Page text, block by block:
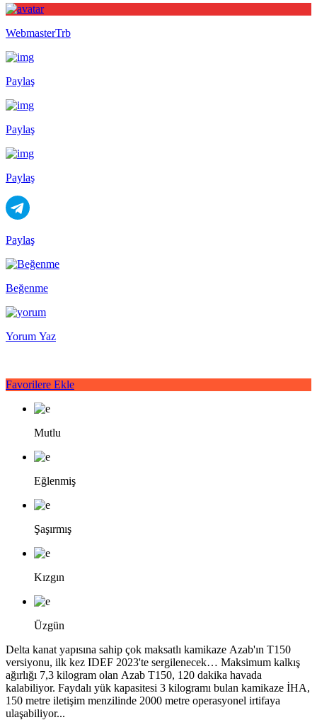
WebmasterTrb
Paylaş
Paylaş
Paylaş
Paylaş
Beğenme
Yorum Yaz
Favorilere Ekle
Mutlu
Eğlenmiş
Şaşırmış
Kızgın
Üzgün
Delta kanat yapısına sahip çok maksatlı kamikaze Azab'ın T150
versiyonu, ilk kez IDEF 2023'te sergilenecek… Maksimum kalkış
ağırlığı 7,3 kilogram olan Azab T150, 120 dakika havada
kalabiliyor. Faydalı yük kapasitesi 3 kilogramı bulan kamikaze İHA,
150 metre iletişim menzilinde 2000 metre operasyonel irtifaya
ulaşabiliyor...